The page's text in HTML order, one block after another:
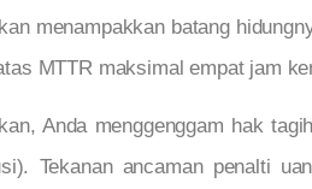
menampakkan batang
MTTR maksimal empat jam
Anda menggenggam hak
Tekanan ancaman penalti